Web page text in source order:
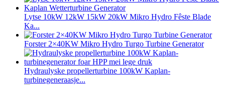
Lytse 10kW 12kW 15kW 20kW Mikro Hydro Fêste Blade
Ka...
Forster 2×40KW Mikro Hydro Turgo Turbine Generator
Hydraulyske propellerturbine 100kW Kaplan-
turbinegeneraasje...